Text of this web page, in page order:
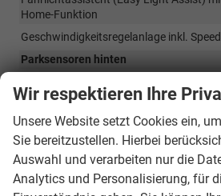
Home-Funktion
Geschwindigkeitsregelanlage inkl.
Parksensoren hinten
Innenraumkamera
Zentralverriegelung mit
Funkklappschlüsseln
Verkehrszeichenerkennung
Berganfahrassistent
Wir respektieren Ihre
Unsere Website setzt Cookies ein,
Sie bereitzustellen. Hierbei
Auswahl und verarbeiten nur die
Analytics und Personalisierung, für